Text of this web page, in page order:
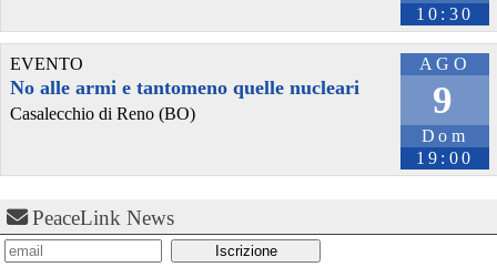
10:30
AGO
9
Dom
19:00
EVENTO
No alle armi e tantomeno quelle nucleari
Casalecchio di Reno (BO)
PeaceLink News